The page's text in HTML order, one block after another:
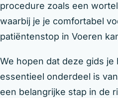
procedure zoals een
waarbij je je comfortabel
patiëntenstop in Voeren
We hopen dat deze gids
essentieel onderdeel is
een belangrijke stap in de